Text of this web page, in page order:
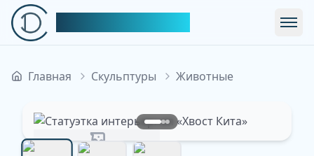
Главная Скульптуры Животные